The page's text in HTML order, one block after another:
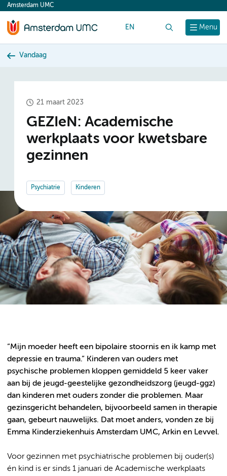
content
Menu
Amsterdam UMC
EN
Vandaag
21 maart 2023
GEZIeN: Academische
werkplaats voor kwetsbare
gezinnen
Psychiatrie Kinderen
“Mijn moeder heeft een bipolaire stoornis en ik kamp met
depressie en trauma.” Kinderen van ouders met
psychische problemen kloppen gemiddeld 5 keer vaker
aan bij de jeugd-geestelijke gezondheidszorg (jeugd-ggz)
dan kinderen met ouders zonder die problemen. Maar
gezinsgericht behandelen, bijvoorbeeld samen in therapie
gaan, gebeurt nauwelijks. Dat moet anders, vonden ze bij
Emma Kinderziekenhuis Amsterdam UMC, Arkin en Levvel.
Voor gezinnen met psychiatrische problemen bij ouder(s)
én kind is er sinds 1 januari de Academische werkplaats